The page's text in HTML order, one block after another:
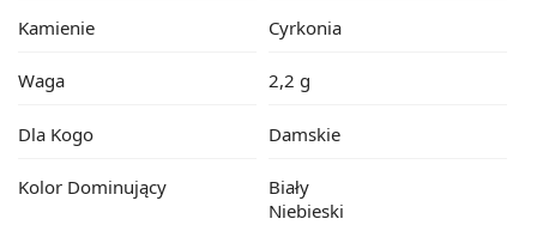
Kamienie Cyrkonia
Waga 2,2 g
Dla Kogo Damskie
Kolor Dominujący
Biały
Niebieski